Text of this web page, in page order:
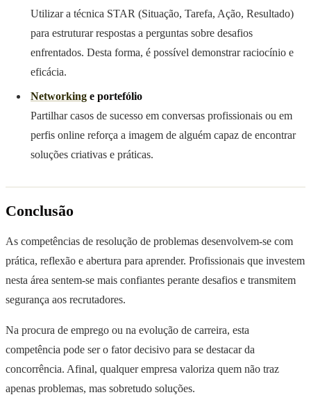
Utilizar a técnica STAR (Situação, Tarefa, Ação, Resultado)
para estruturar respostas a perguntas sobre desafios
enfrentados. Desta forma, é possível demonstrar raciocínio e
eficácia.
Networking e portefólio
Partilhar casos de sucesso em conversas profissionais ou em
perfis online reforça a imagem de alguém capaz de encontrar
soluções criativas e práticas.
Conclusão
As competências de resolução de problemas desenvolvem-se com
prática, reflexão e abertura para aprender. Profissionais que investem
nesta área sentem-se mais confiantes perante desafios e transmitem
segurança aos recrutadores.
Na procura de emprego ou na evolução de carreira, esta
competência pode ser o fator decisivo para se destacar da
concorrência. Afinal, qualquer empresa valoriza quem não traz
apenas problemas, mas sobretudo soluções.